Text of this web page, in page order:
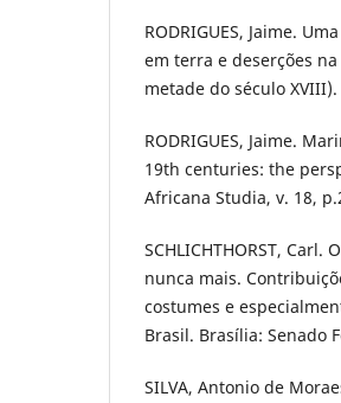
RODRIGUES, Jaime.
em terra e deserções
metade do século
RODRIGUES, Jaime.
19th centuries: the
Africana Studia, v. 18,
SCHLICHTHORST, Carl.
nunca mais.
costumes e
Brasil. Brasília: Senado
SILVA, Antonio de